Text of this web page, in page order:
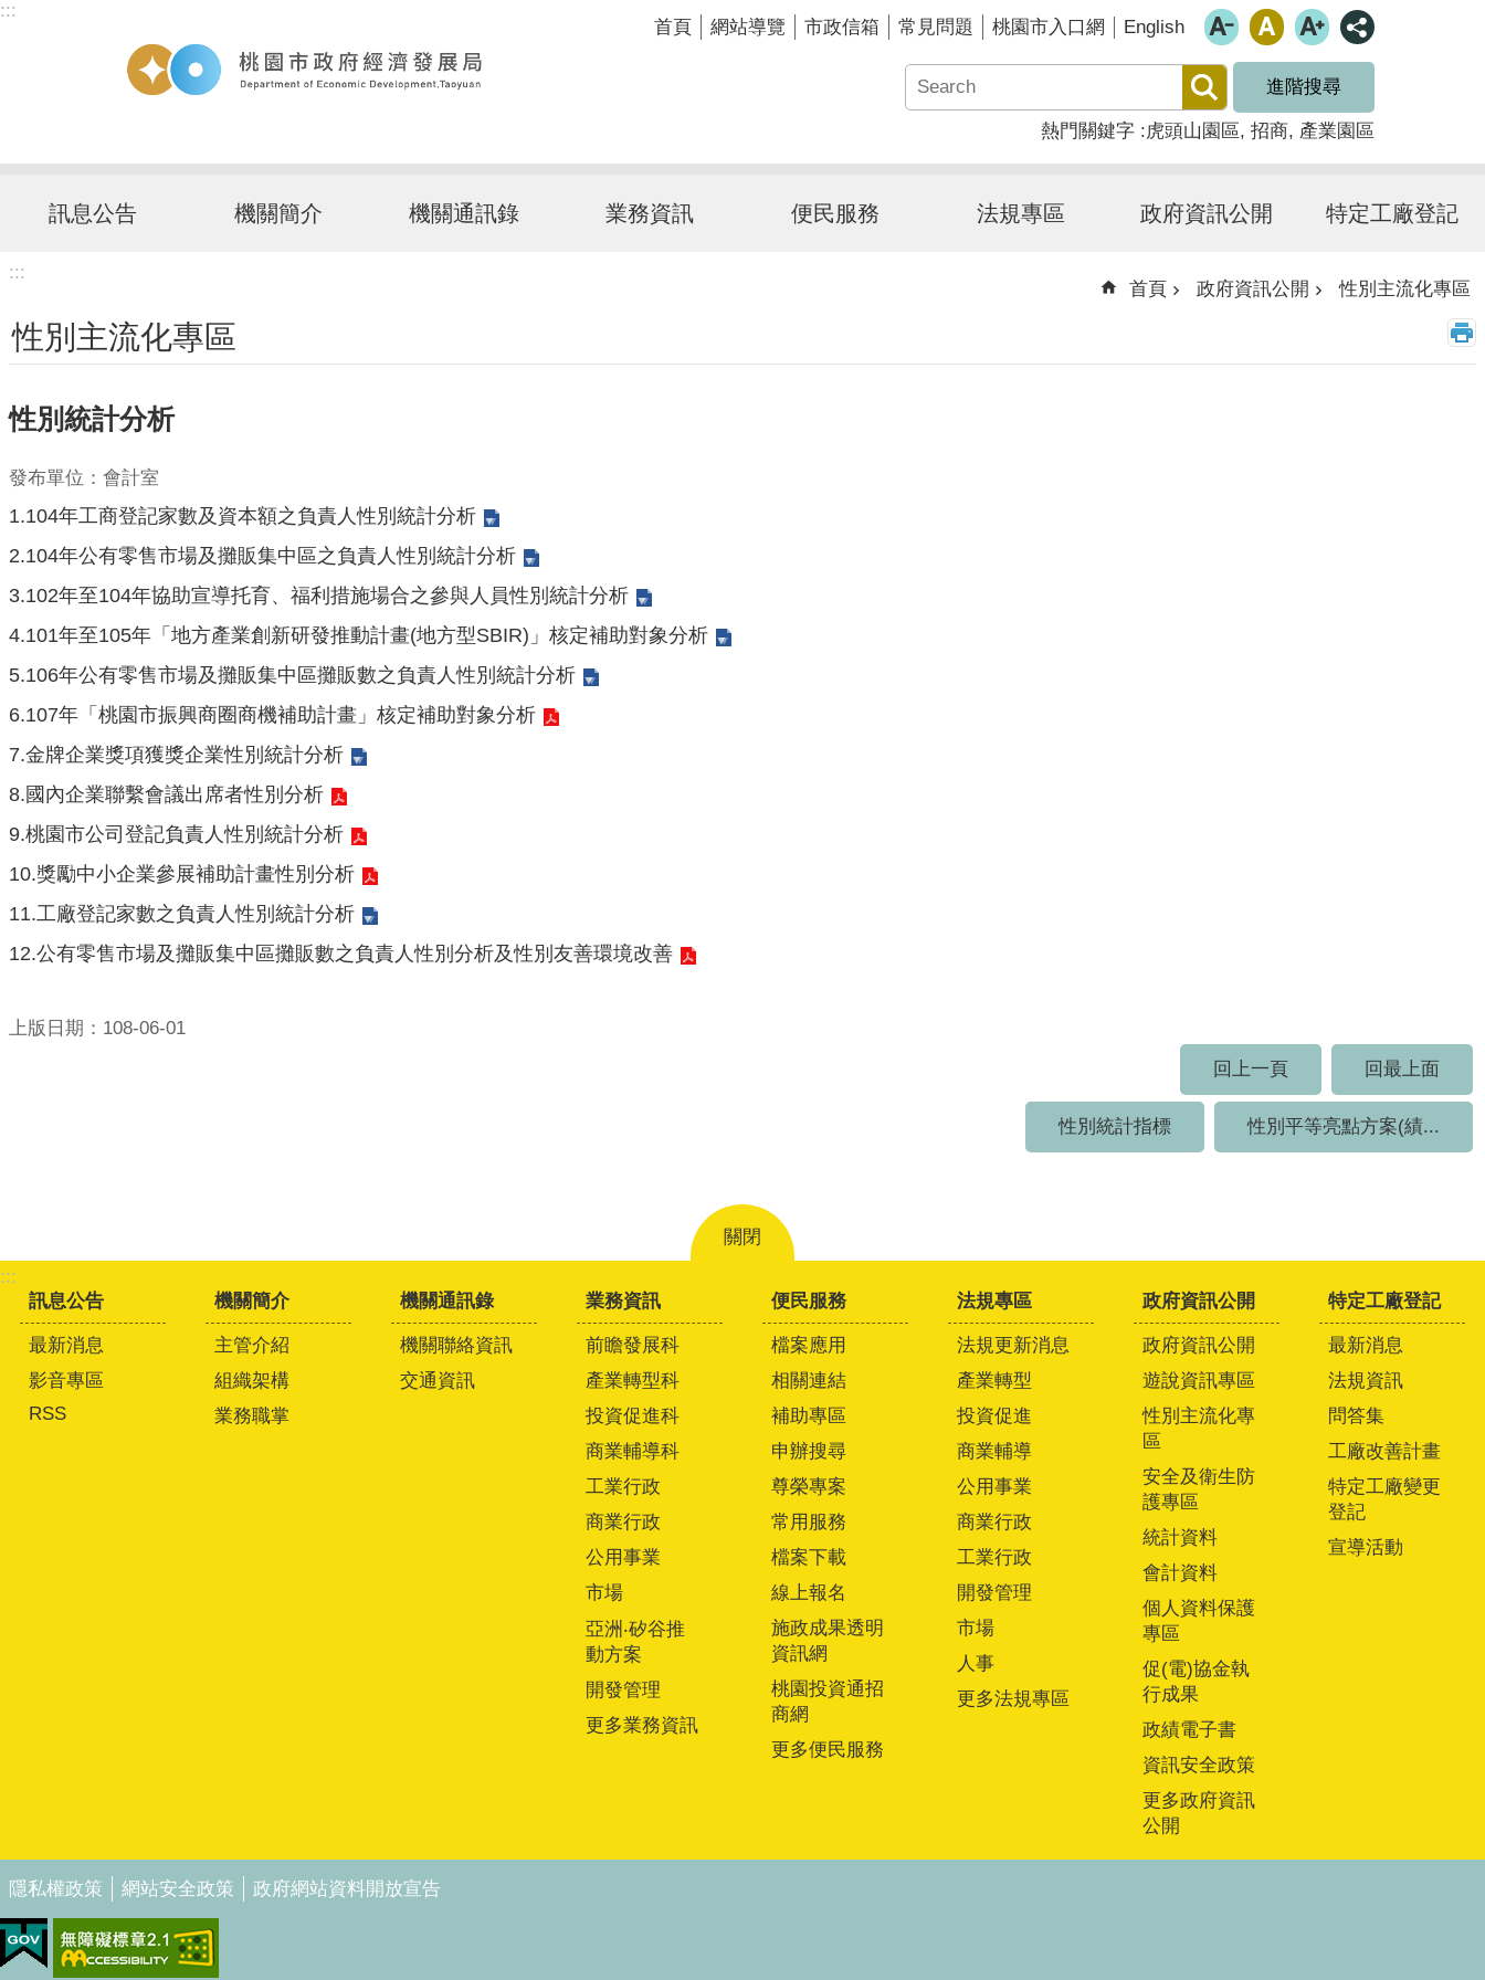
跳到主要內容區塊
:::
首頁 網站導覽 市政信箱 常見問題 桃園市入口網 English
進階搜尋
熱門關鍵字 虎頭山園區 招商 產業園區
訊息公告 機關簡介 機關通訊錄 業務資訊 便民服務 法規專區 政府資訊公開 特定工廠登記
:::
首頁 政府資訊公開 性別主流化專區
性別主流化專區
性別統計分析
發布單位：會計室
1.104年工商登記家數及資本額之負責人性別統計分析
2.104年公有零售市場及攤販集中區之負責人性別統計分析
3.102年至104年協助宣導托育、福利措施場合之參與人員性別統計分析
4.101年至105年「地方產業創新研發推動計畫(地方型SBIR)」核定補助對象分析
5.106年公有零售市場及攤販集中區攤販數之負責人性別統計分析
6.107年「桃園市振興商圈商機補助計畫」核定補助對象分析
7.金牌企業獎項獲獎企業性別統計分析
8.國內企業聯繫會議出席者性別分析
9.桃園市公司登記負責人性別統計分析
10.獎勵中小企業參展補助計畫性別分析
11.工廠登記家數之負責人性別統計分析
12.公有零售市場及攤販集中區攤販數之負責人性別分析及性別友善環境改善
上版日期：108-06-01
回上一頁
回最上面
性別統計指標 性別平等亮點方案(績...
關閉
:::
訊息公告
最新消息
影音專區
RSS
機關簡介
主管介紹
組織架構
業務職掌
機關通訊錄
機關聯絡資訊
交通資訊
業務資訊
前瞻發展科
產業轉型科
投資促進科
商業輔導科
工業行政
商業行政
公用事業
市場
亞洲‧矽谷推
動方案
開發管理
更多業務資訊
便民服務
檔案應用
相關連結
補助專區
申辦搜尋
尊榮專案
常用服務
檔案下載
線上報名
施政成果透明
資訊網
桃園投資通招
商網
更多便民服務
法規專區
法規更新消息
產業轉型
投資促進
商業輔導
公用事業
商業行政
工業行政
開發管理
市場
人事
更多法規專區
政府資訊公開
政府資訊公開
遊說資訊專區
性別主流化專
區
安全及衛生防
護專區
統計資料
會計資料
個人資料保護
專區
促(電)協金執
行成果
政績電子書
資訊安全政策
更多政府資訊
公開
特定工廠登記
最新消息
法規資訊
問答集
工廠改善計畫
特定工廠變更
登記
宣導活動
隱私權政策 網站安全政策 政府網站資料開放宣告